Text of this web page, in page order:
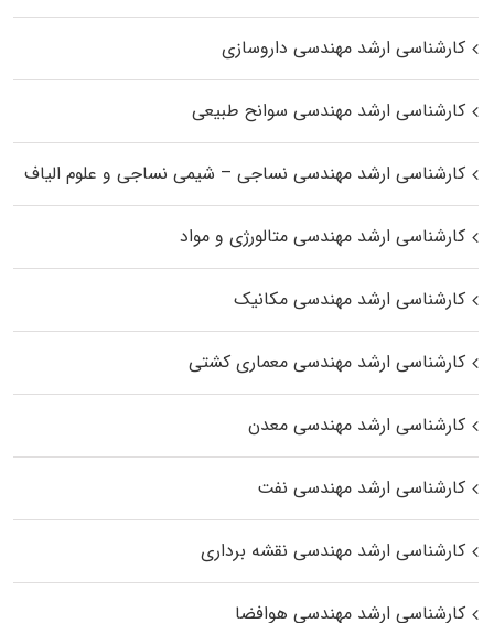
کارشناسی ارشد مهندسی داروسازی
کارشناسی ارشد مهندسی سوانح طبیعی
کارشناسی ارشد مهندسی نساجی – شیمی نساجی و علوم الیاف
کارشناسی ارشد مهندسی متالورژی و مواد
کارشناسی ارشد مهندسی مکانیک
کارشناسی ارشد مهندسی معماری کشتی
کارشناسی ارشد مهندسی معدن
کارشناسی ارشد مهندسی نفت
کارشناسی ارشد مهندسی نقشه برداری
کارشناسی ارشد مهندسی هوافضا